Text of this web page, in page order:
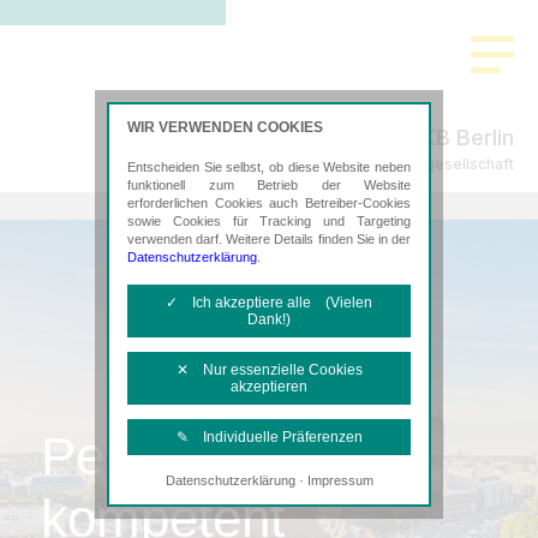
AKB Berlin
Steuerberatungsgesellschaft
Persönlich,
kompetent
WIR VERWENDEN COOKIES
Entscheiden Sie selbst, ob diese Website neben
funktionell zum Betrieb der Website
erforderlichen Cookies auch Betreiber-Cookies
sowie Cookies für Tracking und Targeting
verwenden darf. Weitere Details finden Sie in der
Datenschutzerklärung
✓ Ich akzeptiere alle (Vielen
Dank!)
✕ Nur essenzielle Cookies
akzeptieren
✎ Individuelle Präferenzen
Notwendige Cookies
Diese Cookies sind erforderlich, um die
grundlegende Funktionalität der Website
Datenschutzerklärung· Impressum